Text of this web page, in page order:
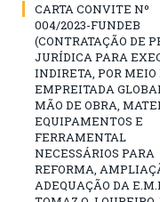
CARTA CONVITE Nº
004/2023-FUNDEB
(CONTRATAÇÃO DE
JURÍDICA PARA
INDIRETA, POR MEIO
EMPREITADA
MÃO DE OBRA,
EQUIPAMENTOS E
FERRAMENTAL
NECESSÁRIOS PARA
REFORMA,
ADEQUAÇÃO DA